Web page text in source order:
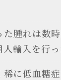
腫れは数
輸入を行
に低血糖